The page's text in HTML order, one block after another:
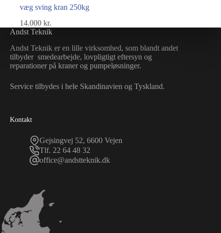
væg sving kran 250kg
14.000 kr.
Andst Teknik
Andst Teknik er en lille virksomhed, som blandt andet
tilbyder smedearbejde, lovpligtigt eftersyn og
reparationer på kraner og pumpeløsninger.
Service tilbydes i hele Skandinavien og Tyskland.
Kontakt
Gejsingvej 52, 6600 Vejen
Tlf. 22 64 48 32
office@andstteknik.dk